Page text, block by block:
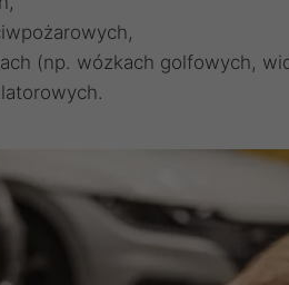
(np. wózkach golfowych,